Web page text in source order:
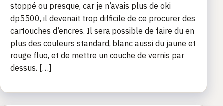
stoppé ou presque, car je n’avais plus de oki
dp5500, il devenait trop difficile de ce procurer des
cartouches d’encres. Il sera possible de faire du en
plus des couleurs standard, blanc aussi du jaune et
rouge fluo, et de mettre un couche de vernis par
dessus. […]